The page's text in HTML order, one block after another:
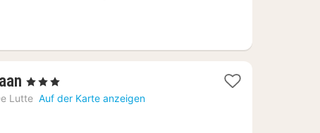
1
Nacht
, 3 Sterne
Lutte Auf der Karte anzeigen